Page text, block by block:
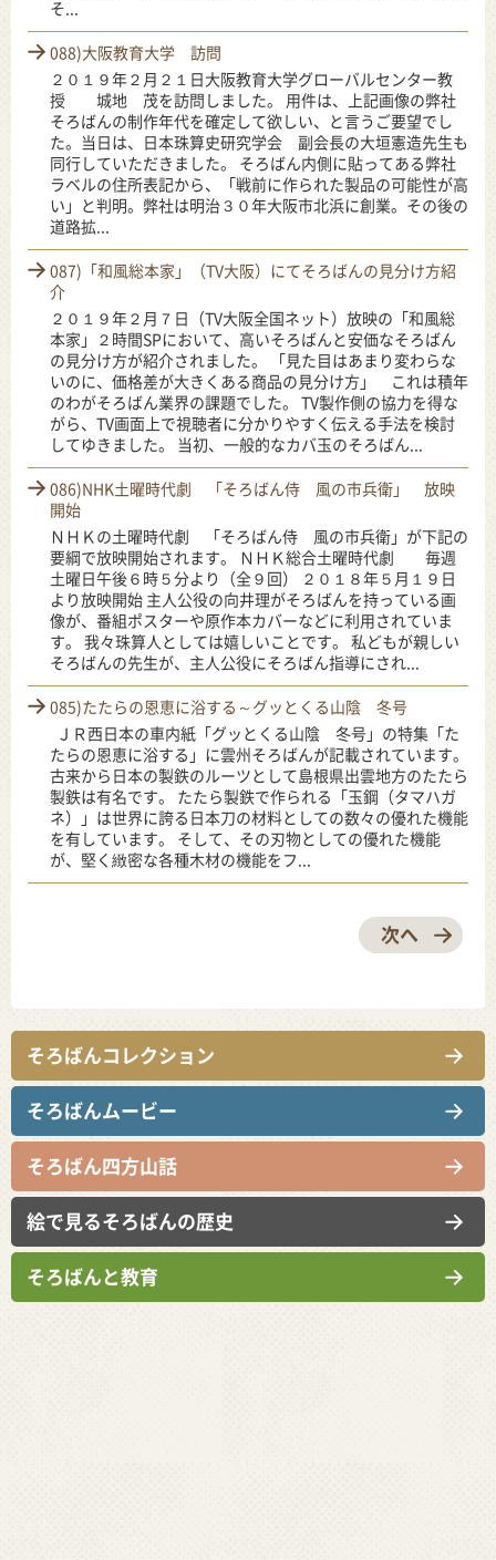
そ...
088)大阪教育大学 訪問
２０１９年２月２１日大阪教育大学グローバルセンター教
授 城地 茂を訪問しました。 用件は、上記画像の弊社
そろばんの制作年代を確定して欲しい、と言うご要望でし
た。当日は、日本珠算史研究学会 副会長の大垣憲造先生も
同行していただきました。 そろばん内側に貼ってある弊社
ラベルの住所表記から、「戦前に作られた製品の可能性が高
い」と判明。弊社は明治３０年大阪市北浜に創業。その後の
道路拡...
087)「和風総本家」（TV大阪）にてそろばんの見分け方紹
介
２０１９年２月７日（TV大阪全国ネット）放映の「和風総
本家」２時間SPにおいて、高いそろばんと安価なそろばん
の見分け方が紹介されました。 「見た目はあまり変わらな
いのに、価格差が大きくある商品の見分け方」 これは積年
のわがそろばん業界の課題でした。 TV製作側の協力を得な
がら、TV画面上で視聴者に分かりやすく伝える手法を検討
してゆきました。 当初、一般的なカバ玉のそろばん...
086)NHK土曜時代劇 「そろばん侍 風の市兵衛」 放映
開始
ＮＨＫの土曜時代劇 「そろばん侍 風の市兵衛」が下記の
要綱で放映開始されます。 ＮＨＫ総合土曜時代劇 毎週
土曜日午後６時５分より（全９回） ２０１８年５月１９日
より放映開始 主人公役の向井理がそろばんを持っている画
像が、番組ポスターや原作本カバーなどに利用されていま
す。 我々珠算人としては嬉しいことです。 私どもが親しい
そろばんの先生が、主人公役にそろばん指導にされ...
085)たたらの恩恵に浴する～グッとくる山陰 冬号
ＪＲ西日本の車内紙「グッとくる山陰 冬号」の特集「た
たらの恩恵に浴する」に雲州そろばんが記載されています。
古来から日本の製鉄のルーツとして島根県出雲地方のたたら
製鉄は有名です。 たたら製鉄で作られる「玉鋼（タマハガ
ネ）」は世界に誇る日本刀の材料としての数々の優れた機能
を有しています。 そして、その刃物としての優れた機能
が、堅く緻密な各種木材の機能をフ...
次へ
そろばんコレクション
そろばんムービー
そろばん四方山話
絵で見るそろばんの歴史
そろばんと教育